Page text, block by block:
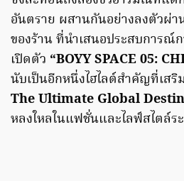
อันตราย ผสานกันอย่างลงตัวผ่า
ของร้าน ที่นำเสนอประสบการณ์
เปิดตัว “BOYY SPACE 05:
นับเป็นอีกหนึ่งไฮไลต์สำคัญที่เสริ
The Ultimate Global
หลงใหลในแฟชั่นและไลฟ์สไตล์ร